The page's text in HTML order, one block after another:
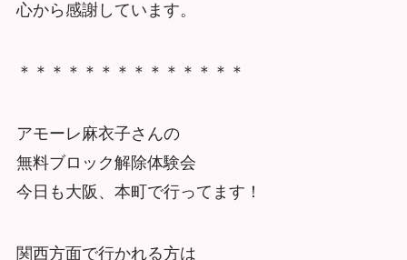
心から感謝しています。
＊＊＊＊＊＊＊＊＊＊＊＊＊＊
アモーレ麻衣子さんの
無料ブロック解除体験会
今日も大阪、本町で行ってます！
関西方面で行かれる方は